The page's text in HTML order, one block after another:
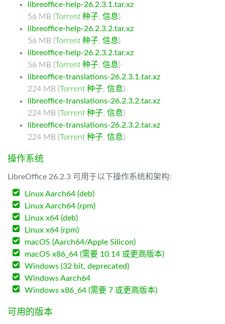
libreoffice-help-26.2.3.1.tar.xz
56 MB (Torrent 种子, 信息)
libreoffice-help-26.2.3.2.tar.xz
56 MB (Torrent 种子, 信息)
libreoffice-help-26.2.3.2.tar.xz
56 MB (Torrent 种子, 信息)
libreoffice-translations-26.2.3.1.tar.xz
224 MB (Torrent 种子, 信息)
libreoffice-translations-26.2.3.2.tar.xz
224 MB (Torrent 种子, 信息)
libreoffice-translations-26.2.3.2.tar.xz
224 MB (Torrent 种子, 信息)
操作系统
LibreOffice 26.2.3 可用于以下操作系统和架构:
Linux Aarch64 (deb)
Linux Aarch64 (rpm)
Linux x64 (deb)
Linux x64 (rpm)
macOS (Aarch64/Apple Silicon)
macOS x86_64 (需要 10.14 或更高版本)
Windows (32 bit, deprecated)
Windows Aarch64
Windows x86_64 (需要 7 或更高版本)
可用的版本